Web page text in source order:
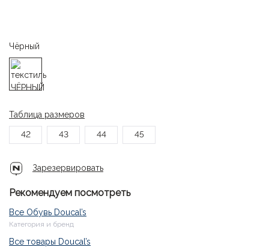
Чёрный
Таблица размеров
42 43 44 45
Зарезервировать
Рекомендуем посмотреть
Все Обувь Doucal’s
Категория и бренд
Все товары Doucal’s